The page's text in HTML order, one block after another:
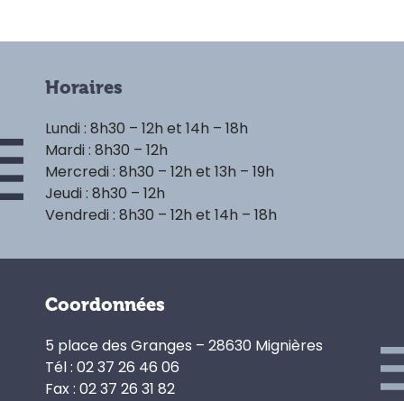
Horaires
Lundi : 8h30 – 12h et 14h – 18h
Mardi : 8h30 – 12h
Mercredi : 8h30 – 12h et 13h – 19h
Jeudi : 8h30 – 12h
Vendredi : 8h30 – 12h et 14h – 18h
Coordonnées
5 place des Granges – 28630 Mignières
Tél : 02 37 26 46 06
Fax : 02 37 26 31 82